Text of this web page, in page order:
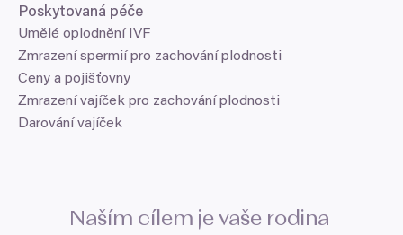
Poskytovaná péče
Umělé oplodnění IVF
Darování vajíček
Zmrazení vajíček pro zachování plodnosti
Zmrazení spermií pro zachování plodnosti
Ceny a pojišťovny
Naším cílem je vaše rodina